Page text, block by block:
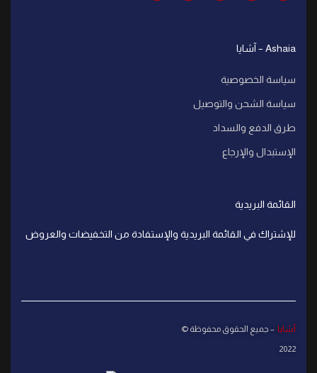
Ashaia – آشايا
سياسة الخصوصية
سياسة الشحن والتوصيل
طرق الدفع والسداد
الإستبدال والإرجاع
القائمة البريدية
للإشتراك في القائمة البريدية والإستفادة من التخفيضات والعروض
آشايا – جميع الحقوق محفوظة ©
2022